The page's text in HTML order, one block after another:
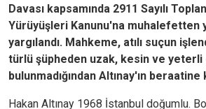
Davası kapsamında 2911 Sayılı
Yürüyüşleri Kanunu'na muhalefetten
yargılandı. Mahkeme, atılı suçun
türlü şüpheden uzak, kesin ve yeterli
bulunmadığından Altınay'ın
Hakan Altınay 1968 İstanbul doğumlu.